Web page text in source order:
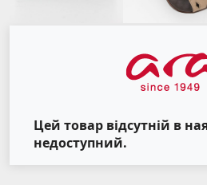
Цей товар відсутній в
недоступний.